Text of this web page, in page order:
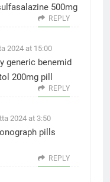
500mg
REPLY
2024 at 15:00
generic benemid
200mg pill
REPLY
2024 at 3:50
pills
REPLY